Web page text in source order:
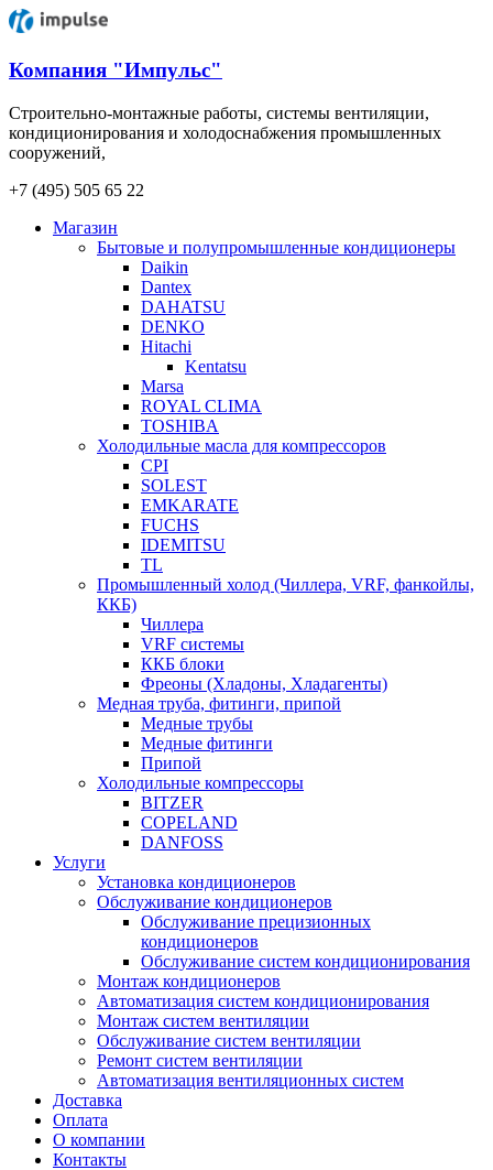
Компания "Импульс"
Строительно-монтажные работы, системы вентиляции,
кондиционирования и холодоснабжения промышленных
сооружений,
+7 (495) 505 65 22
Магазин
Бытовые и полупромышленные кондиционеры
Daikin
Dantex
DAHATSU
DENKO
Hitachi
Kentatsu
Marsa
ROYAL CLIMA
TOSHIBA
Холодильные масла для компрессоров
CPI
SOLEST
EMKARATE
FUCHS
IDEMITSU
TL
Промышленный холод (Чиллера, VRF, фанкойлы,
ККБ)
Чиллера
VRF системы
ККБ блоки
Фреоны (Хладоны, Хладагенты)
Медная труба, фитинги, припой
Медные трубы
Медные фитинги
Припой
Холодильные компрессоры
BITZER
COPELAND
DANFOSS
Услуги
Установка кондиционеров
Обслуживание кондиционеров
Обслуживание прецизионных
кондиционеров
Обслуживание систем кондиционирования
Монтаж кондиционеров
Автоматизация систем кондиционирования
Монтаж систем вентиляции
Обслуживание систем вентиляции
Ремонт систем вентиляции
Автоматизация вентиляционных систем
Доставка
Оплата
О компании
Контакты